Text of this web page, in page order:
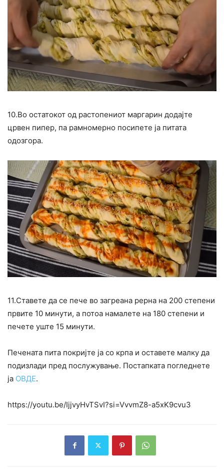
10.Во остатокот од растопениот маргарин додајте
црвен пипер, па рамномерно посипете ја питата
одозгора.
11.Ставете да се пече во загреана рерна на 200 степени
првите 10 минути, а потоа намалете на 180 степени и
печете уште 15 минути.
Печената пита покријте ја со крпа и оставете малку да
подизлади пред послужување. Постапката погледнете
ја ОВДЕ.
https://youtu.be/IjjvyHvTSvI?si=VvvmZ8-a5xK9cvu3